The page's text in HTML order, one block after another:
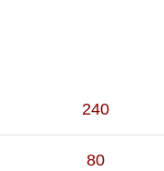
240
80